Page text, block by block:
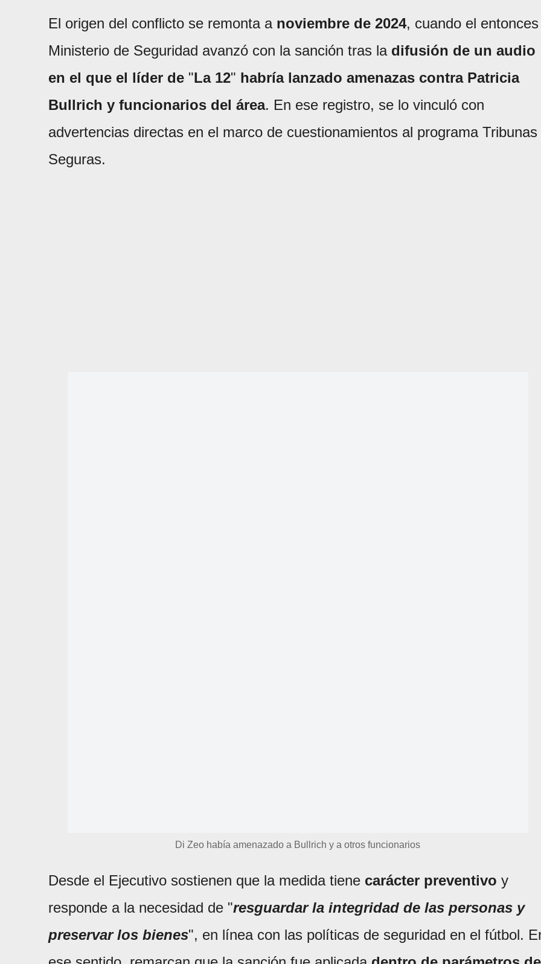
El origen del conflicto se remonta anoviembre de 2024, cuando el entonces
Ministerio de Seguridad avanzó con la sanción tras ladifusión de un audio
en el que el líder de "La 12" habría lanzado amenazas contra Patricia
Bullrich y funcionarios del área. En ese registro, se lo vinculó con
advertencias directas en el marco de cuestionamientos al programa Tribunas
Seguras.
Di Zeo había amenazado a Bullrich y a otros funcionarios
Desde el Ejecutivo sostienen que la medida tiene carácter preventivo y
responde a la necesidad de "resguardar la integridad de las personas y
preservar los bienes", en línea con las políticas de seguridad en el fútbol.